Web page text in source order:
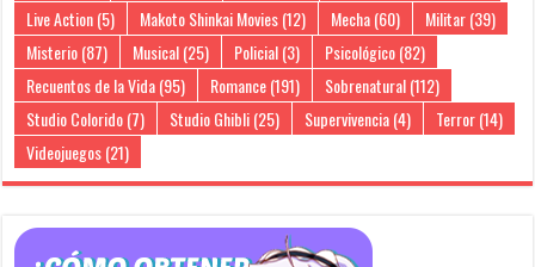
Live Action(5) Makoto Shinkai Movies(12) Mecha(60) Militar(39)
Misterio(87) Musical(25) Policial(3) Psicológico(82)
Recuentos de la Vida(95) Romance(191) Sobrenatural(112)
Studio Colorido(7) Studio Ghibli(25) Supervivencia(4) Terror(14)
Videojuegos(21)